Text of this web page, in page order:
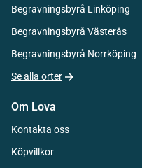
Begravningsbyrå Linköping
Begravningsbyrå Västerås
Begravningsbyrå Norrköping
Se alla orter
Om Lova
Kontakta oss
Köpvillkor